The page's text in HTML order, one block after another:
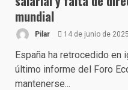
mundial
Pilar 14 de junio de 2025
España ha retrocedido en
último informe del Foro
mantenerse...